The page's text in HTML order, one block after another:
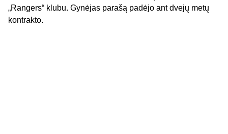
„Rangers“ klubu. Gynėjas parašą padėjo ant dvejų metų
kontrakto.